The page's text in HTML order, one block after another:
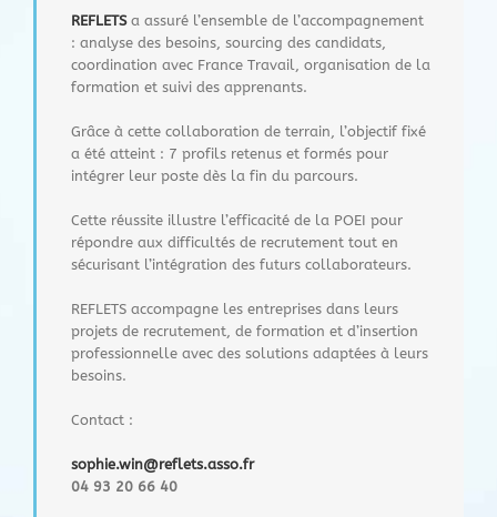
REFLETSa assuré l’ensemble de l’accompagnement
: analyse des besoins, sourcing des candidats,
coordination avec France Travail, organisation de la
formation et suivi des apprenants.
Grâce à cette collaboration de terrain, l’objectif fixé
a été atteint : 7 profils retenus et formés pour
intégrer leur poste dès la fin du parcours.
Cette réussite illustre l’efficacité de la POEI pour
répondre aux difficultés de recrutement tout en
sécurisant l’intégration des futurs collaborateurs.
REFLETS accompagne les entreprises dans leurs
projets de recrutement, de formation et d’insertion
professionnelle avec des solutions adaptées à leurs
besoins.
Contact :
sophie.win@reflets.asso.fr
04 93 20 66 40